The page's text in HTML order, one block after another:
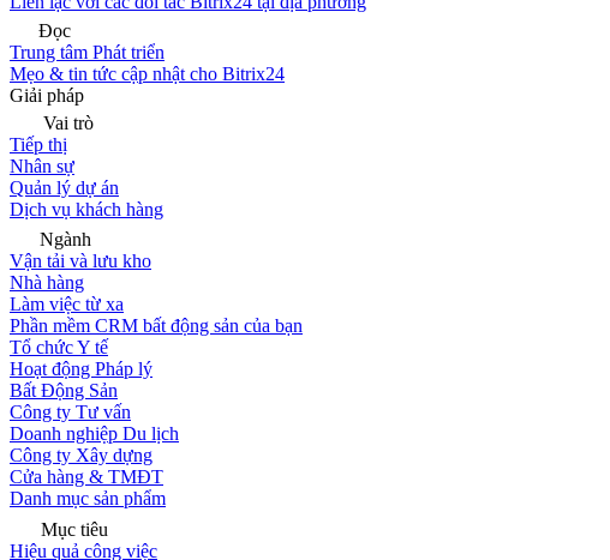
Đọc
Trung tâm Phát triển
Mẹo & tin tức cập nhật cho Bitrix24
Giải pháp
Vai trò
Tiếp thị
Nhân sự
Quản lý dự án
Dịch vụ khách hàng
Ngành
Vận tải và lưu kho
Nhà hàng
Làm việc từ xa
Phần mềm CRM bất động sản của bạn
Tổ chức Y tế
Hoạt động Pháp lý
Bất Động Sản
Công ty Tư vấn
Doanh nghiệp Du lịch
Công ty Xây dựng
Cửa hàng & TMĐT
Danh mục sản phẩm
Mục tiêu
Hiệu quả công việc